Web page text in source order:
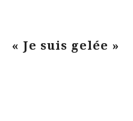
« Je suis gelée »